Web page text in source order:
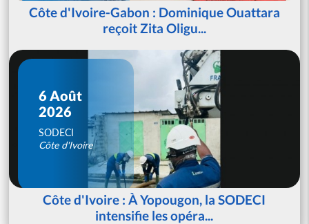
Côte d'Ivoire-Gabon : Dominique Ouattara
reçoit Zita Oligu...
6 Août
2026
SODECI
Côte d'Ivoire
Côte d'Ivoire : À Yopougon, la SODECI
intensifie les opéra...